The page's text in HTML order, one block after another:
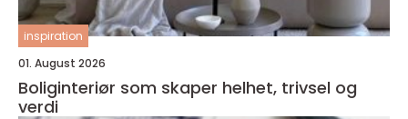
inspiration
01. August 2026
Boliginteriør som skaper helhet, trivsel og
verdi